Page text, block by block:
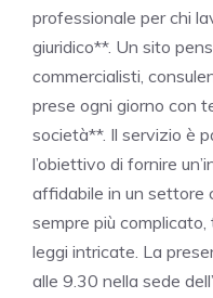
professionale per chi
giuridico**. Un sito
commercialisti,
prese ogni giorno con
società**. Il servizio è
l’obiettivo di fornire
affidabile in un settore
sempre più
leggi intricate. La
alle 9.30 nella sede